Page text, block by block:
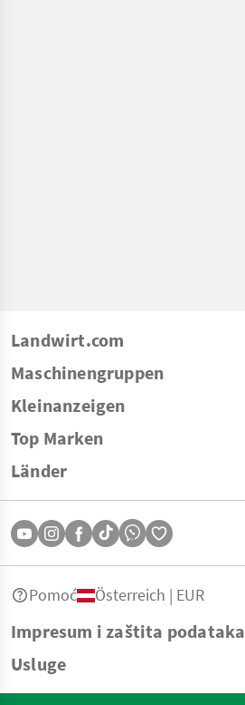
Landwirt.com
Maschinengruppen
Kleinanzeigen
Top Marken
Länder
Impresum i zaštita podataka
Usluge
Pomoć Österreich | EUR